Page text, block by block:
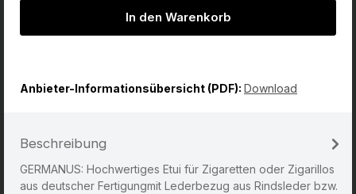
In den Warenkorb
Anbieter-Informationsübersicht (PDF): Download
Beschreibung
GERMANUS: Hochwertiges Etui für Zigaretten oder Zigarillos
aus deutscher Fertigungmit Lederbezug aus Rindsleder bzw.